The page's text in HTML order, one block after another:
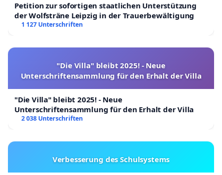
Petition zur sofortigen staatlichen Unterstützung
der Wolfsträne Leipzig in der Trauerbewältigung
1 127 Unterschriften
"Die Villa" bleibt 2025! - Neue
Unterschriftensammlung für den Erhalt der Villa
"Die Villa" bleibt 2025! - Neue
Unterschriftensammlung für den Erhalt der Villa
2 038 Unterschriften
Verbesserung des Schulsystems